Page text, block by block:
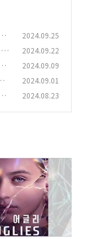
2024.09.25
2024.09.22
2024.09.09
2024.09.01
2024.08.23